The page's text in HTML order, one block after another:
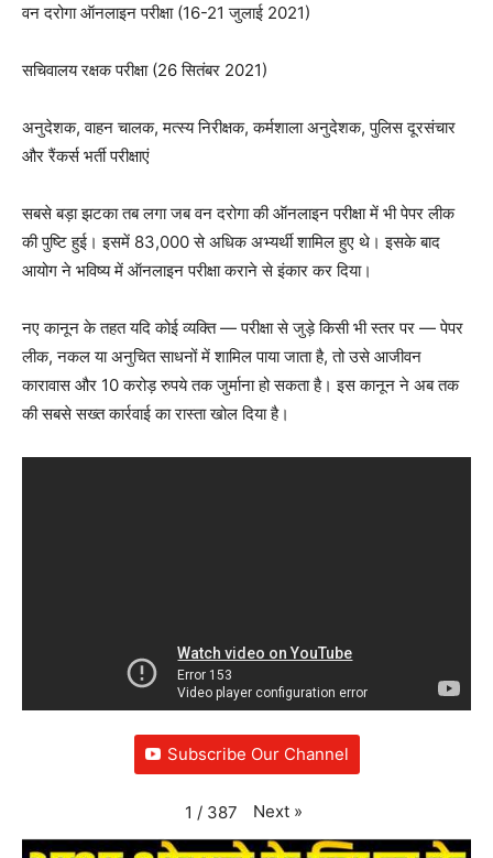
वन दरोगा ऑनलाइन परीक्षा (16-21 जुलाई 2021)
सचिवालय रक्षक परीक्षा (26 सितंबर 2021)
अनुदेशक, वाहन चालक, मत्स्य निरीक्षक, कर्मशाला अनुदेशक, पुलिस दूरसंचार
और रैंकर्स भर्ती परीक्षाएं
सबसे बड़ा झटका तब लगा जब वन दरोगा की ऑनलाइन परीक्षा में भी पेपर लीक
की पुष्टि हुई। इसमें 83,000 से अधिक अभ्यर्थी शामिल हुए थे। इसके बाद
आयोग ने भविष्य में ऑनलाइन परीक्षा कराने से इंकार कर दिया।
नए कानून के तहत यदि कोई व्यक्ति — परीक्षा से जुड़े किसी भी स्तर पर — पेपर
लीक, नकल या अनुचित साधनों में शामिल पाया जाता है, तो उसे आजीवन
कारावास और 10 करोड़ रुपये तक जुर्माना हो सकता है। इस कानून ने अब तक
की सबसे सख्त कार्रवाई का रास्ता खोल दिया है।
Subscribe Our Channel
1 / 387 Next »